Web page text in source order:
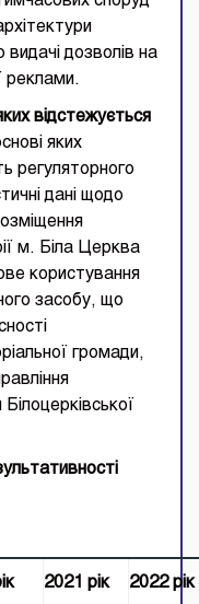
видачі дозволів на
реклами.
відстежується
яких
регуляторного
дані щодо
м. Біла Церква
користування
засобу, що
громади,
2021 рік 2022 рік